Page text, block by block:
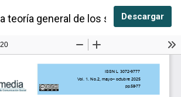
del artículo
teoría general de los sistemas en la
Descargar